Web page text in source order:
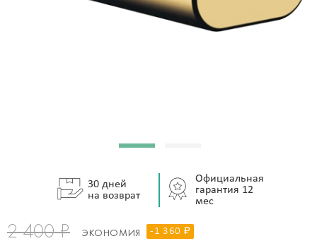
30 дней
на возврат
Официальная
гарантия 12
мес
2 400 ₽ ЭКОНОМИЯ -1 360 ₽